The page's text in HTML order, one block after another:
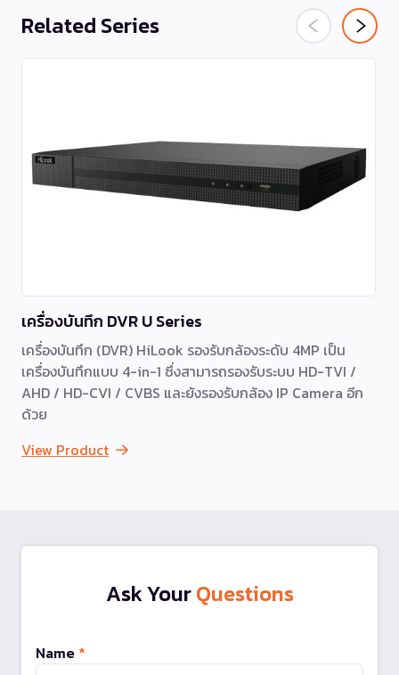
Related Series
เครื่องบันทึก DVR U Series
เครื่องบันทึก (DVR) HiLook รองรับกล้องระดับ 4MP เป็น
เครื่องบันทึกแบบ 4-in-1 ซึ่งสามารถรองรับระบบ HD-TVI /
AHD / HD-CVI / CVBS และยังรองรับกล้อง IP Camera อีก
ด้วย
View Product
Ask YourQuestions
Name *